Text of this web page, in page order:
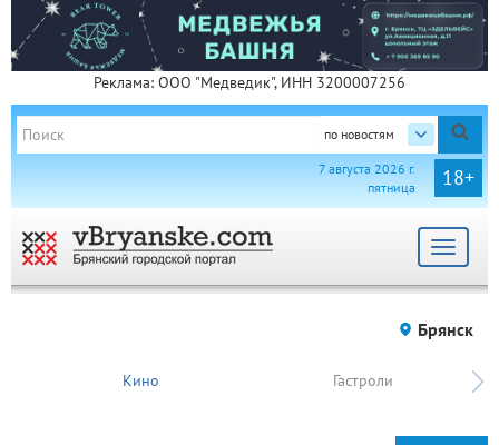
Реклама: ООО "Медведик", ИНН 3200007256
по новостям
18+
7 августа 2026 г.
пятница
Toggle
Брянск
Кино Гастроли